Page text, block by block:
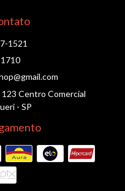
1521
Centro Comercial
- SP